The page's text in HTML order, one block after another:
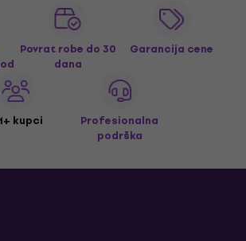
Povrat robe do 30
dana
Garancija cene
kupci
Profesionalna
podrška